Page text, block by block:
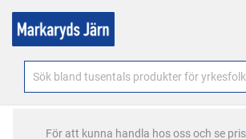
För att kunna handla hos oss och se